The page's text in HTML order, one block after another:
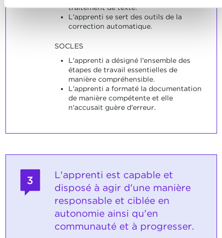
traitement de texte.
L'apprenti se sert des outils de la
correction automatique.
SOCLES
L'apprenti a désigné l'ensemble des
étapes de travail essentielles de
manière compréhensible.
L'apprenti a formaté la documentation
de manière compétente et elle
n'accusait guère d'erreur.
3
L'apprenti est capable et
disposé à agir d'une manière
responsable et ciblée en
autonomie ainsi qu'en
communauté et à progresser.